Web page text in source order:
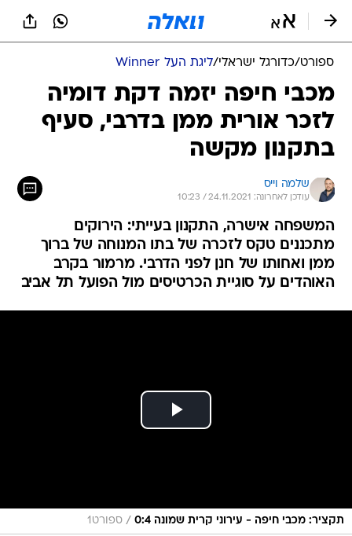
ספורט/כדורגל ישראלי/ליגת העל Winner
מכבי חיפה יזמה דקת דומיה
לזכר אורית ממן בדרבי, סעיף
בתקנון מקשה
שלמה וייס
עודכן לאחרונה: 24.11.2021 / 10:23
המשפחה אישרה, התקנון בעייתי: הירוקים
מתכננים טקס לזכרה של בתו המנוחה של ברוך
ממן ואחותו של חנן לפני הדרבי. מרמור בקרב
האוהדים על סוגיית הכרטיסים מול הפועל תל אביב
תקציר: מכבי חיפה - עירוני קרית שמונה 0:4 / ספורט1